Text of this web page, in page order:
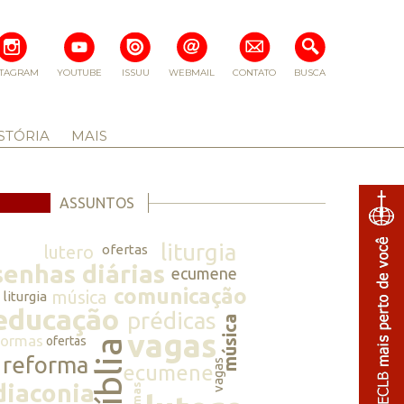
BUSCA
CONTATO
WEBMAIL
ISSUU
YOUTUBE
MAIS
ASSUNTOS
lutero ofertas liturgia
diárias ecumene
liturgia música comunicação
prédicasmúsica
ofertasbíbliavagas
reforma ecumenevagas